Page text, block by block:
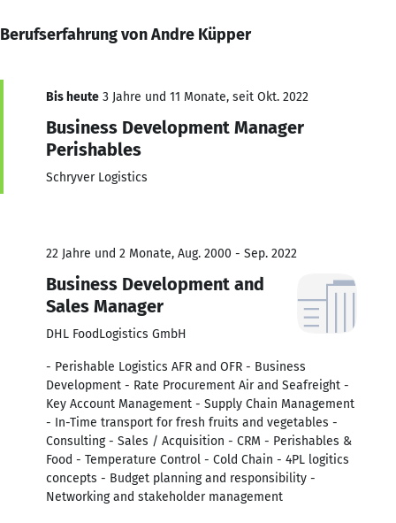
Berufserfahrung von Andre Küpper
Bis heute 3 Jahre und 11 Monate, seit Okt. 2022
Business Development Manager
Perishables
Schryver Logistics
22 Jahre und 2 Monate, Aug. 2000 - Sep. 2022
Business Development and
Sales Manager
DHL FoodLogistics GmbH
- Perishable Logistics AFR and OFR - Business
Development - Rate Procurement Air and Seafreight -
Key Account Management - Supply Chain Management
- In-Time transport for fresh fruits and vegetables -
Consulting - Sales / Acquisition - CRM - Perishables &
Food - Temperature Control - Cold Chain - 4PL logitics
concepts - Budget planning and responsibility -
Networking and stakeholder management